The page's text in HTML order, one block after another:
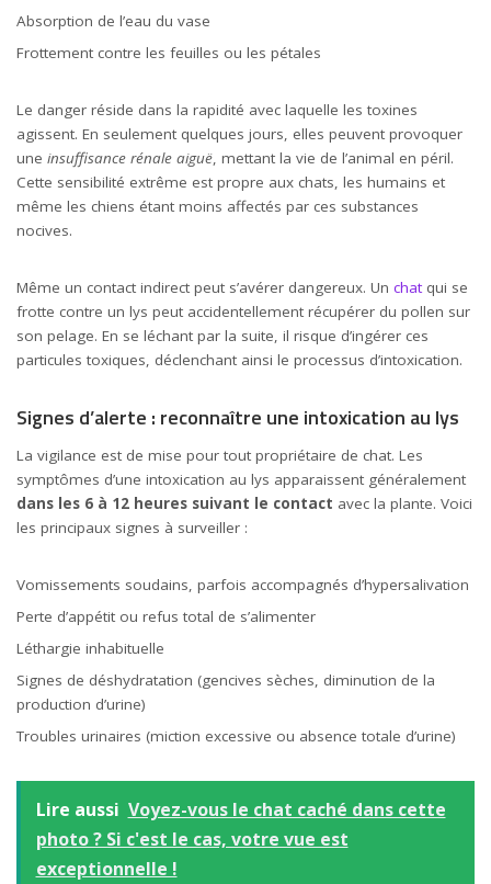
Absorption de l’eau du vase
Frottement contre les feuilles ou les pétales
Le danger réside dans la rapidité avec laquelle les toxines
agissent. En seulement quelques jours, elles peuvent provoquer
une insuffisance rénale aiguë, mettant la vie de l’animal en péril.
Cette sensibilité extrême est propre aux chats, les humains et
même les chiens étant moins affectés par ces substances
nocives.
Même un contact indirect peut s’avérer dangereux. Un chatqui se
frotte contre un lys peut accidentellement récupérer du pollen sur
son pelage. En se léchant par la suite, il risque d’ingérer ces
particules toxiques, déclenchant ainsi le processus d’intoxication.
Signes d’alerte : reconnaître une intoxication au lys
La vigilance est de mise pour tout propriétaire de chat. Les
symptômes d’une intoxication au lys apparaissent généralement
dans les 6 à 12 heures suivant le contact avec la plante. Voici
les principaux signes à surveiller :
Vomissements soudains, parfois accompagnés d’hypersalivation
Perte d’appétit ou refus total de s’alimenter
Léthargie inhabituelle
Signes de déshydratation (gencives sèches, diminution de la
production d’urine)
Troubles urinaires (miction excessive ou absence totale d’urine)
Lire aussi Voyez-vous le chat caché dans cette
photo ? Si c'est le cas, votre vue est
exceptionnelle !